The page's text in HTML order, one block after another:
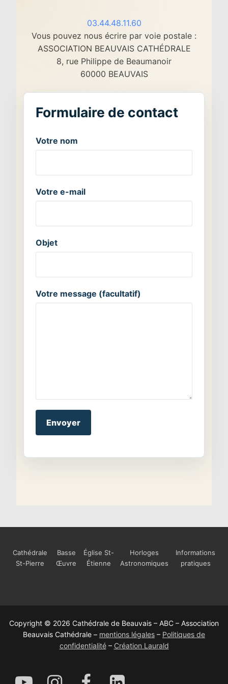
03.44.48.11.60
Vous pouvez nous écrire par voie postale :
ASSOCIATION BEAUVAIS CATHÉDRALE
8, rue Philippe de Beaumanoir
60000 BEAUVAIS
Votre nom
Votre e-mail
Objet
Votre message (facultatif)
Cathédrale
St-Pierre
Basse
Œuvre
Église St-
Étienne
Horloges
Astronomiques
Informations
pratiques
Copyright © 2026 Cathédrale de Beauvais – ABC – Association
Beauvais Cathédrale – mentions légales – Politiques de
confidentialité– Création Laurald